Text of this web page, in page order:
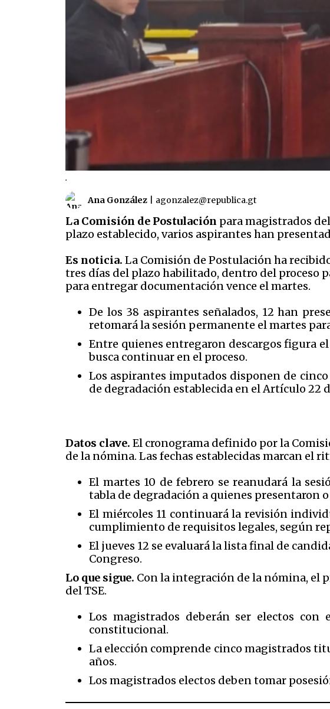
.
Ana González agonzalez@republica.gt
La Comisión de Postulación para magistrados
plazo establecido, varios aspirantes han
Es noticia. La Comisión de Postulación ha
tres días del plazo habilitado, dentro del proceso
para entregar documentación vence el martes.
De los 38 aspirantes señalados, 12 han
retomará la sesión permanente el martes
Entre quienes entregaron descargos figura
busca continuar en el proceso.
Los aspirantes imputados disponen de
de degradación establecida en el Artículo 22
Datos clave. El cronograma definido por la
de la nómina. Las fechas establecidas marcan el
El martes 10 de febrero se reanudará la
tabla de degradación a quienes presentaron
El miércoles 11 continuará la revisión
cumplimiento de requisitos legales, según
El jueves 12 se evaluará la lista final de
Congreso.
Lo que sigue. Con la integración de la nómina, el
del TSE.
Los magistrados deberán ser electos
constitucional.
La elección comprende cinco magistrados
años.
Los magistrados electos deben tomar